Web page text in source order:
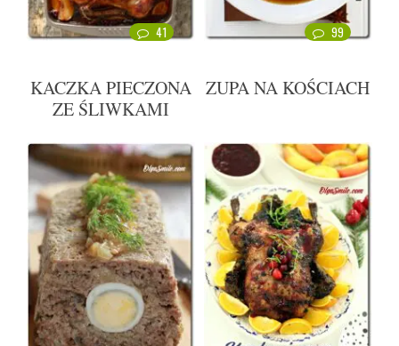
41
KACZKA PIECZONA
ZE ŚLIWKAMI
99
ZUPA NA KOŚCIACH